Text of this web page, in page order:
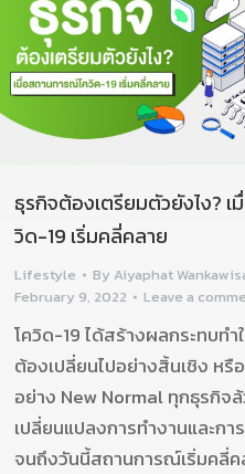
ธุรกิจต้องเตรียมตัวยังไง?
วิด-19 เริ่มคลี่คลาย
Lifestyle By Aiyaphat
February 9, 2022
Leave a
โควิด-19 ได้สร้างผลกระทบท
ต้องเปลี่ยนไปอย่างสิ้นเชิง หรื
อย่าง New Normal ทุกธุรกิจ
เปลี่ยนแปลงการทำงานและกา
จนถึงวันนี้สถานการณ์เริ่มคลี่ค